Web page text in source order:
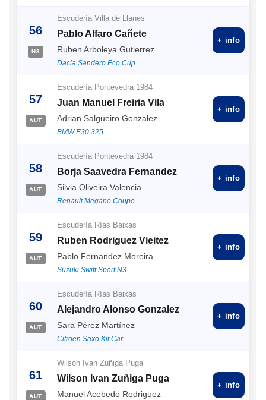
56
N3
Escudería Villa de Llanes
Pablo Alfaro Cañete
Ruben Arboleya Gutierrez
Dacia Sandero Eco Cup
+ info
57
AUT
Escudería Pontevedra 1984
Juan Manuel Freiria Vila
Adrian Salgueiro Gonzalez
BMW E30 325
+ info
58
AUT
Escudería Pontevedra 1984
Borja Saavedra Fernandez
Silvia Oliveira Valencia
Renault Megane Coupe
+ info
59
AUT
Escudería Rías Baixas
Ruben Rodriguez Vieitez
Pablo Fernandez Moreira
Suzuki Swift Sport N3
+ info
60
AUT
Escudería Rías Baixas
Alejandro Alonso Gonzalez
Sara Pérez Martínez
Citroën Saxo Kit Car
+ info
61
AUT
Wilson Ivan Zuñiga Puga
Wilson Ivan Zuñiga Puga
Manuel Acebedo Rodriguez
+ info